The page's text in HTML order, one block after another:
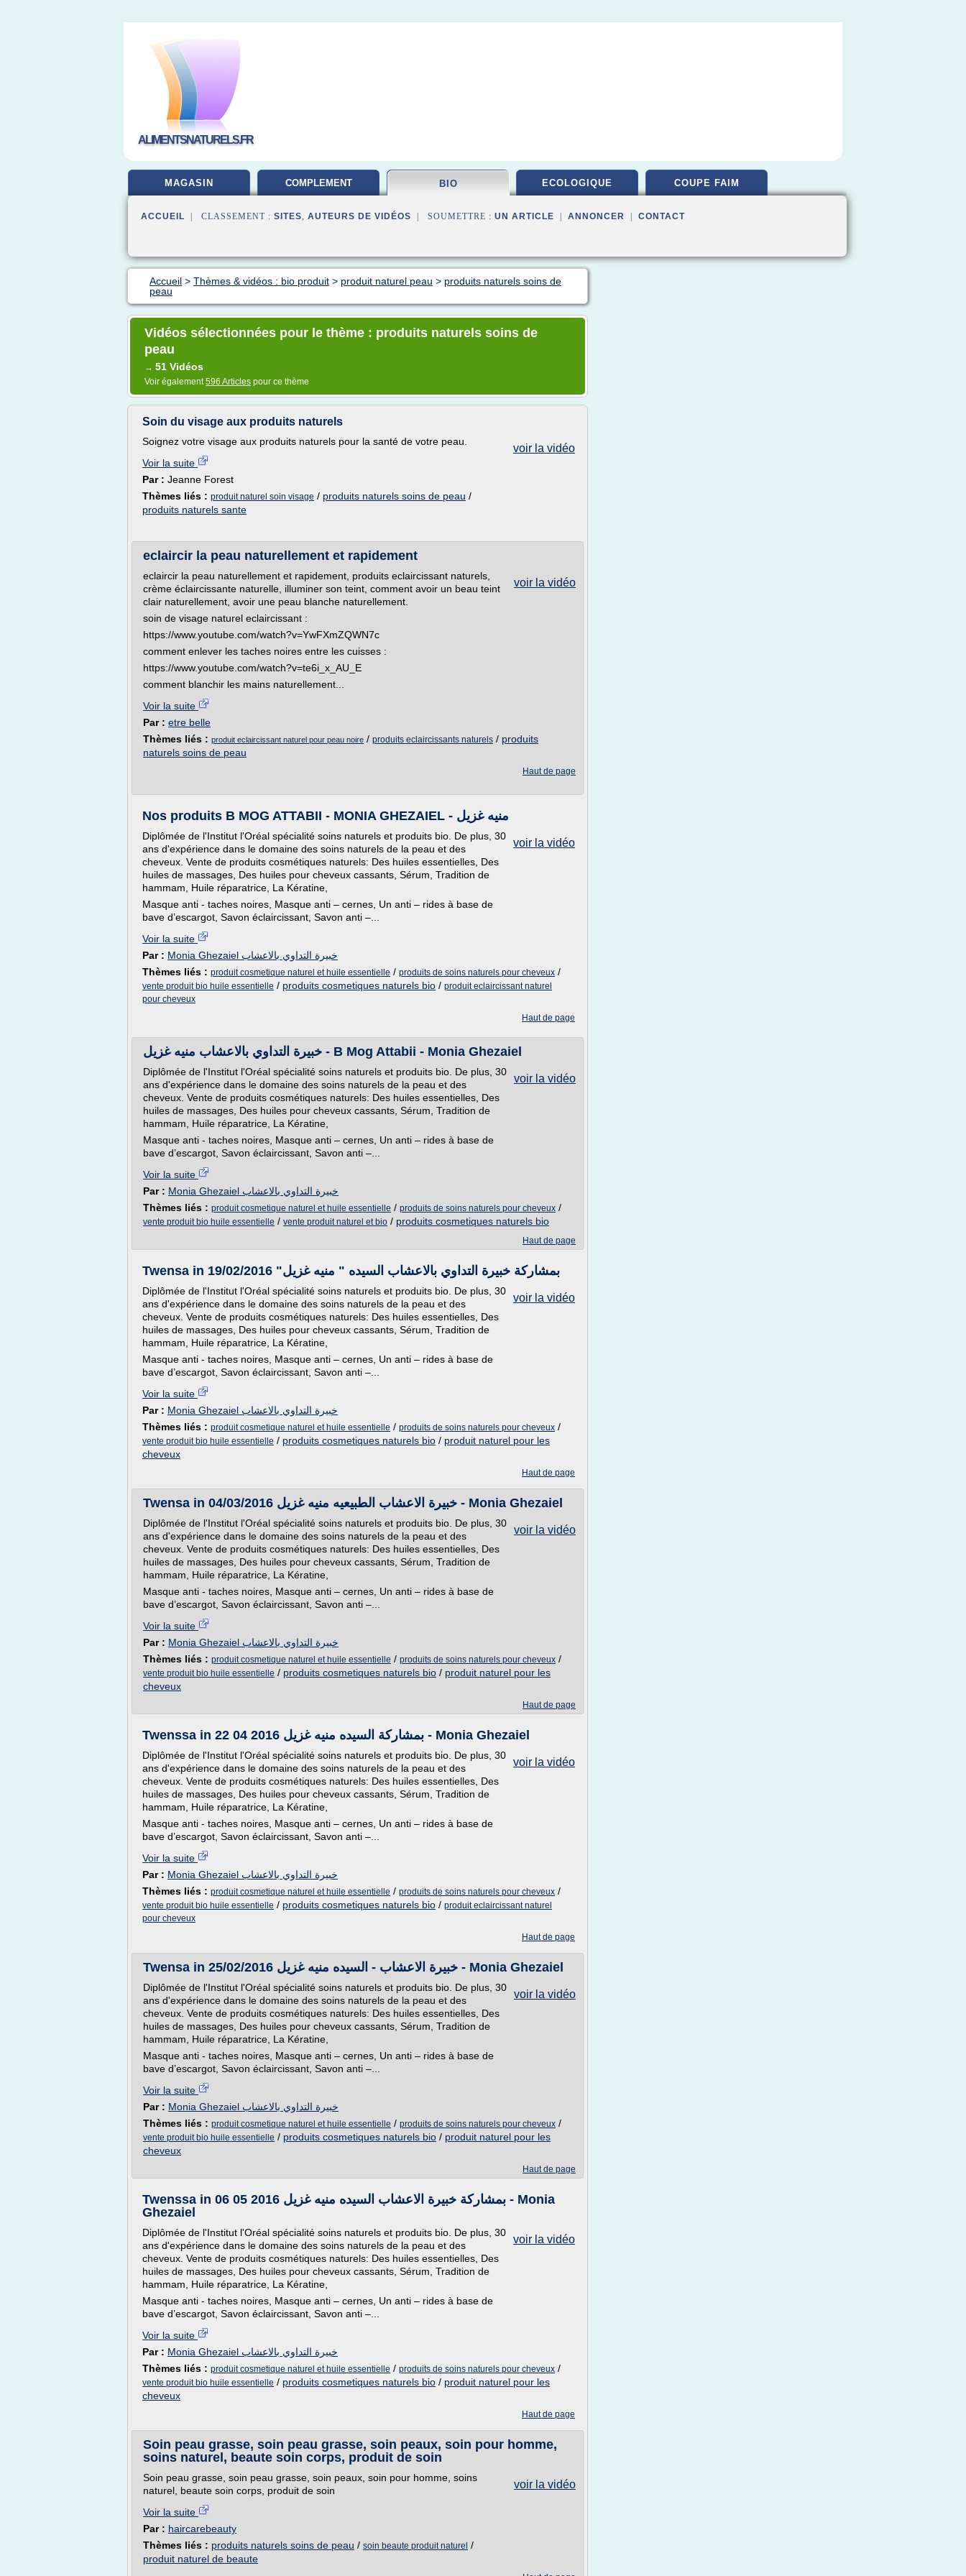
ALIMENTSNATURELS.FR
MAGASIN COMPLEMENT BIO ECOLOGIQUE COUPE FAIM
ACCUEIL | CLASSEMENT : SITES, AUTEURS DE VIDÉOS | SOUMETTRE : UN ARTICLE ANNONCER CONTACT
Accueil > Thèmes & vidéos : bio produit > produit naturel peau > produits naturels soins de
peau
Vidéos sélectionnées pour le thème : produits naturels soins de
peau
→ 51 Vidéos
Voir également596 Articles pour ce thème
Soin du visage aux produits naturels
voir la vidéo
Soignez votre visage aux produits naturels pour la santé de votre peau.
Voir la suite
Par : Jeanne Forest
Thèmes liés : produit naturel soin visage / produits naturels soins de peau /
produits naturels sante
eclaircir la peau naturellement et rapidement
voir la vidéo
eclaircir la peau naturellement et rapidement, produits eclaircissant naturels,
crème éclaircissante naturelle, illuminer son teint, comment avoir un beau teint
clair naturellement, avoir une peau blanche naturellement.
soin de visage naturel eclaircissant :
https://www.youtube.com/watch?v=YwFXmZQWN7c
comment enlever les taches noires entre les cuisses :
https://www.youtube.com/watch?v=te6i_x_AU_E
comment blanchir les mains naturellement...
Voir la suite
Par : etre belle
Thèmes liés : produit eclaircissant naturel pour peau noire / produits eclaircissants naturels / produits
naturels soins de peau
Haut de page
Nos produits B MOG ATTABII - MONIA GHEZAIEL - منيه غزيل
voir la vidéo
Diplômée de l'Institut l'Oréal spécialité soins naturels et produits bio. De plus, 30
ans d'expérience dans le domaine des soins naturels de la peau et des
cheveux. Vente de produits cosmétiques naturels: Des huiles essentielles, Des
huiles de massages, Des huiles pour cheveux cassants, Sérum, Tradition de
hammam, Huile réparatrice, La Kératine,
Masque anti - taches noires, Masque anti – cernes, Un anti – rides à base de
bave d’escargot, Savon éclaircissant, Savon anti –...
Voir la suite
Par :
Monia Ghezaiel خبيرة التداوي بالاعشاب
Thèmes liés : produit cosmetique naturel et huile essentielle / produits de soins naturels pour cheveux /
vente produit bio huile essentielle / produits cosmetiques naturels bio / produit eclaircissant naturel
pour cheveux
Haut de page
خبيرة التداوي بالاعشاب منيه غزيل - B Mog Attabii - Monia Ghezaiel
voir la vidéo
Diplômée de l'Institut l'Oréal spécialité soins naturels et produits bio. De plus, 30
ans d'expérience dans le domaine des soins naturels de la peau et des
cheveux. Vente de produits cosmétiques naturels: Des huiles essentielles, Des
huiles de massages, Des huiles pour cheveux cassants, Sérum, Tradition de
hammam, Huile réparatrice, La Kératine,
Masque anti - taches noires, Masque anti – cernes, Un anti – rides à base de
bave d’escargot, Savon éclaircissant, Savon anti –...
Voir la suite
Par :
Monia Ghezaiel خبيرة التداوي بالاعشاب
Thèmes liés : produit cosmetique naturel et huile essentielle / produits de soins naturels pour cheveux /
vente produit bio huile essentielle / vente produit naturel et bio / produits cosmetiques naturels bio
Haut de page
Twensa in 19/02/2016 "بمشاركة خبيرة التداوي بالاعشاب السيده " منيه غزيل
voir la vidéo
Diplômée de l'Institut l'Oréal spécialité soins naturels et produits bio. De plus, 30
ans d'expérience dans le domaine des soins naturels de la peau et des
cheveux. Vente de produits cosmétiques naturels: Des huiles essentielles, Des
huiles de massages, Des huiles pour cheveux cassants, Sérum, Tradition de
hammam, Huile réparatrice, La Kératine,
Masque anti - taches noires, Masque anti – cernes, Un anti – rides à base de
bave d’escargot, Savon éclaircissant, Savon anti –...
Voir la suite
Par :
Monia Ghezaiel خبيرة التداوي بالاعشاب
Thèmes liés : produit cosmetique naturel et huile essentielle / produits de soins naturels pour cheveux /
vente produit bio huile essentielle / produits cosmetiques naturels bio / produit naturel pour les
cheveux
Haut de page
Twensa in 04/03/2016 خبيرة الاعشاب الطبيعيه منيه غزيل - Monia Ghezaiel
voir la vidéo
Diplômée de l'Institut l'Oréal spécialité soins naturels et produits bio. De plus, 30
ans d'expérience dans le domaine des soins naturels de la peau et des
cheveux. Vente de produits cosmétiques naturels: Des huiles essentielles, Des
huiles de massages, Des huiles pour cheveux cassants, Sérum, Tradition de
hammam, Huile réparatrice, La Kératine,
Masque anti - taches noires, Masque anti – cernes, Un anti – rides à base de
bave d’escargot, Savon éclaircissant, Savon anti –...
Voir la suite
Par :
Monia Ghezaiel خبيرة التداوي بالاعشاب
Thèmes liés : produit cosmetique naturel et huile essentielle / produits de soins naturels pour cheveux /
vente produit bio huile essentielle / produits cosmetiques naturels bio / produit naturel pour les
cheveux
Haut de page
Twenssa in 22 04 2016 بمشاركة السيده منيه غزيل - Monia Ghezaiel
voir la vidéo
Diplômée de l'Institut l'Oréal spécialité soins naturels et produits bio. De plus, 30
ans d'expérience dans le domaine des soins naturels de la peau et des
cheveux. Vente de produits cosmétiques naturels: Des huiles essentielles, Des
huiles de massages, Des huiles pour cheveux cassants, Sérum, Tradition de
hammam, Huile réparatrice, La Kératine,
Masque anti - taches noires, Masque anti – cernes, Un anti – rides à base de
bave d’escargot, Savon éclaircissant, Savon anti –...
Voir la suite
Par :
Monia Ghezaiel خبيرة التداوي بالاعشاب
Thèmes liés : produit cosmetique naturel et huile essentielle / produits de soins naturels pour cheveux /
vente produit bio huile essentielle / produits cosmetiques naturels bio / produit eclaircissant naturel
pour cheveux
Haut de page
Twensa in 25/02/2016 خبيرة الاعشاب - السيده منيه غزيل - Monia Ghezaiel
voir la vidéo
Diplômée de l'Institut l'Oréal spécialité soins naturels et produits bio. De plus, 30
ans d'expérience dans le domaine des soins naturels de la peau et des
cheveux. Vente de produits cosmétiques naturels: Des huiles essentielles, Des
huiles de massages, Des huiles pour cheveux cassants, Sérum, Tradition de
hammam, Huile réparatrice, La Kératine,
Masque anti - taches noires, Masque anti – cernes, Un anti – rides à base de
bave d’escargot, Savon éclaircissant, Savon anti –...
Voir la suite
Par :
Monia Ghezaiel خبيرة التداوي بالاعشاب
Thèmes liés : produit cosmetique naturel et huile essentielle / produits de soins naturels pour cheveux /
vente produit bio huile essentielle / produits cosmetiques naturels bio / produit naturel pour les
cheveux
Haut de page
Twenssa in 06 05 2016 بمشاركة خبيرة الاعشاب السيده منيه غزيل - Monia
Ghezaiel
voir la vidéo
Diplômée de l'Institut l'Oréal spécialité soins naturels et produits bio. De plus, 30
ans d'expérience dans le domaine des soins naturels de la peau et des
cheveux. Vente de produits cosmétiques naturels: Des huiles essentielles, Des
huiles de massages, Des huiles pour cheveux cassants, Sérum, Tradition de
hammam, Huile réparatrice, La Kératine,
Masque anti - taches noires, Masque anti – cernes, Un anti – rides à base de
bave d’escargot, Savon éclaircissant, Savon anti –...
Voir la suite
Par :
Monia Ghezaiel خبيرة التداوي بالاعشاب
Thèmes liés : produit cosmetique naturel et huile essentielle / produits de soins naturels pour cheveux /
vente produit bio huile essentielle / produits cosmetiques naturels bio / produit naturel pour les
cheveux
Haut de page
Soin peau grasse, soin peau grasse, soin peaux, soin pour homme,
soins naturel, beaute soin corps, produit de soin
voir la vidéo
Soin peau grasse, soin peau grasse, soin peaux, soin pour homme, soins
naturel, beaute soin corps, produit de soin
Voir la suite
Par : haircarebeauty
Thèmes liés : produits naturels soins de peau / soin beaute produit naturel /
produit naturel de beaute